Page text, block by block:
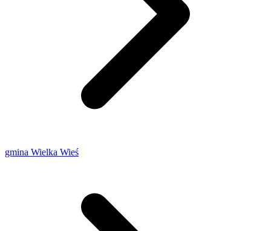
gmina Wielka Wieś